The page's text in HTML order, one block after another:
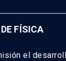
FÍSICA
el